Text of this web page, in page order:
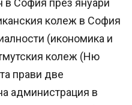
в София през януари
колеж в София
(икономика и
колеж (Ню
прави две
администрация в